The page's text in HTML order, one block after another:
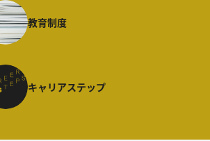
教育制度
キャリアステップ